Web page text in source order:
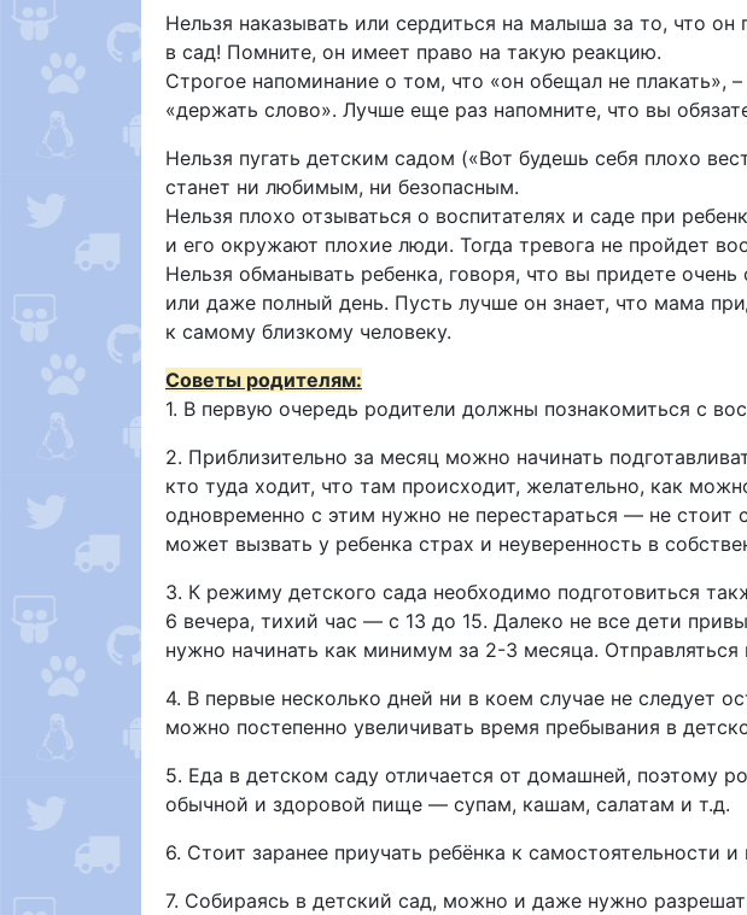
Нельзя наказывать или сердиться на малыша за то, что
в сад! Помните, он имеет право на такую реакцию.
Строгое напоминание о том, что «он обещал не
«держать слово». Лучше еще раз напомните, что вы
Нельзя пугать детским садом («Вот будешь себя плохо
станет ни любимым, ни безопасным.
Нельзя плохо отзываться о воспитателях и саде при
и его окружают плохие люди. Тогда тревога не пройдет
Нельзя обманывать ребенка, говоря, что вы придете
или даже полный день. Пусть лучше он знает, что мама
к самому близкому человеку.
Советы родителям:
1. В первую очередь родители должны познакомиться с
2. Приблизительно за месяц можно начинать
кто туда ходит, что там происходит, желательно, как
одновременно с этим нужно не перестараться — не
может вызвать у ребенка страх и неуверенность в
3. К режиму детского сада необходимо подготовиться
6 вечера, тихий час — с 13 до 15. Далеко не все дети
нужно начинать как минимум за 2-3 месяца. Отправляться
4. В первые несколько дней ни в коем случае не следует
можно постепенно увеличивать время пребывания в
5. Еда в детском саду отличается от домашней, поэтому
обычной и здоровой пище — супам, кашам, салатам и т.д.
6. Стоит заранее приучать ребёнка к самостоятельности
7. Собираясь в детский сад, можно и даже нужно